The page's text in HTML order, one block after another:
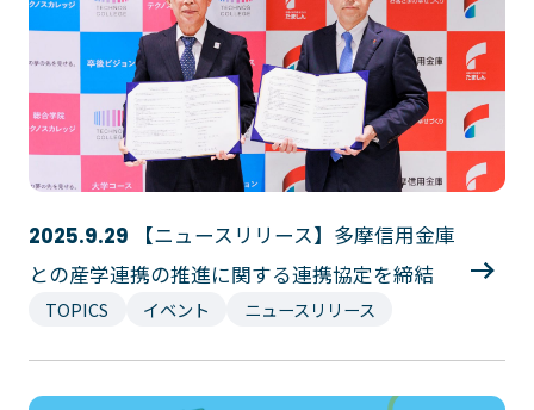
2025.9.29
【ニュースリリース】多摩信用金庫
との産学連携の推進に関する連携協定を締結
TOPICS イベント ニュースリリース